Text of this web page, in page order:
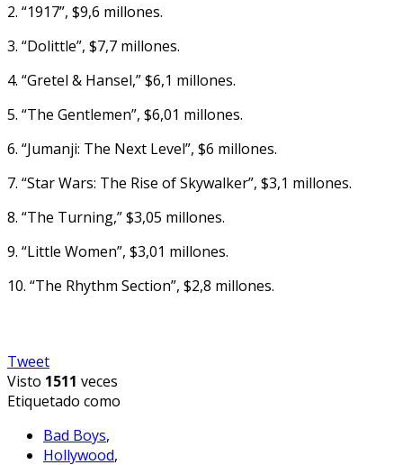
2. “1917”, $9,6 millones.
3. “Dolittle”, $7,7 millones.
4. “Gretel & Hansel,” $6,1 millones.
5. “The Gentlemen”, $6,01 millones.
6. “Jumanji: The Next Level”, $6 millones.
7. “Star Wars: The Rise of Skywalker”, $3,1 millones.
8. “The Turning,” $3,05 millones.
9. “Little Women”, $3,01 millones.
10. “The Rhythm Section”, $2,8 millones.
Tweet
Visto 1511 veces
Etiquetado como
Bad Boys,
Hollywood,